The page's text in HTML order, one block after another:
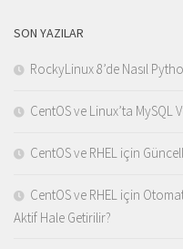
SON YAZILAR
RockyLinux 8’de Nasıl
CentOS ve Linux’ta
CentOS ve RHEL için
CentOS ve RHEL için
Aktif Hale Getirilir?